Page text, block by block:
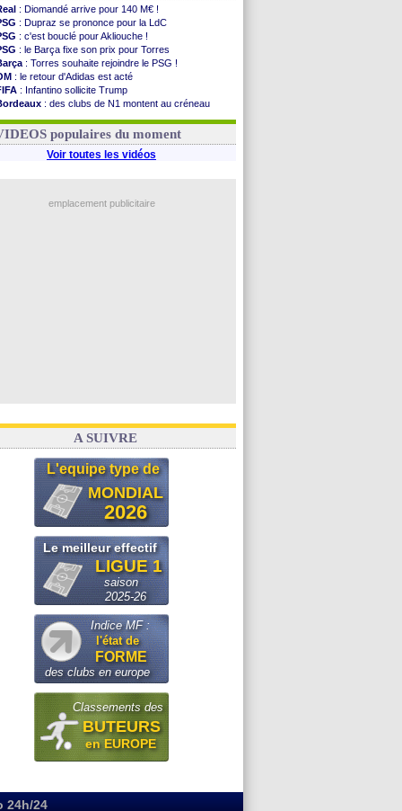
: Diomandé arrive pour 140 M€ !
: Dupraz se prononce pour la LdC
: c'est bouclé pour Akliouche !
: le Barça fixe son prix pour Torres
: Torres souhaite rejoindre le PSG !
: le retour d'Adidas est acté
: Infantino sollicite Trump
: des clubs de N1 montent au créneau
: le démenti de Leipzig pour Diomandé
populaires du moment
Voir toutes les vidéos
emplacement publicitaire
A SUIVRE
L'equipe type de
MONDIAL
2026
Le meilleur effectif
LIGUE 1
saison
2025-26
Indice MF :
l'état de
FORME
des clubs en europe
Classements des
BUTEURS
en EUROPE
24h/24